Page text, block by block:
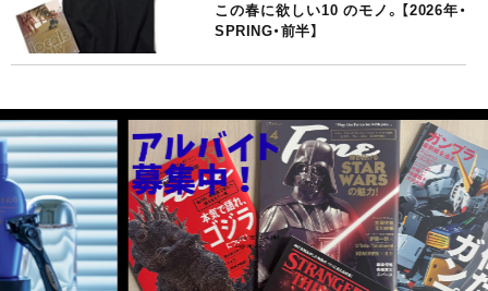
この春に欲しい10 のモノ。【2026年・
SPRING・前半】